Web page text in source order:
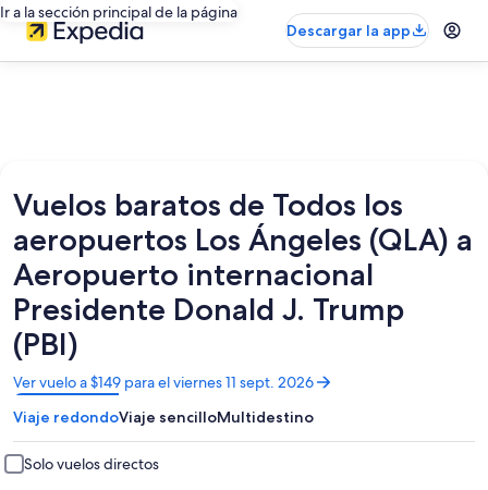
Ir a la sección principal de la página
Descargar la app
Vuelos baratos de Todos los
aeropuertos Los Ángeles (QLA) a
Aeropuerto internacional
Presidente Donald J. Trump
(PBI)
Ver vuelo a $149 para el viernes 11 sept. 2026
Se
abrirá
en
una
nueva
ventana
Viaje redondoViaje sencilloMultidestino
Solo vuelos directos